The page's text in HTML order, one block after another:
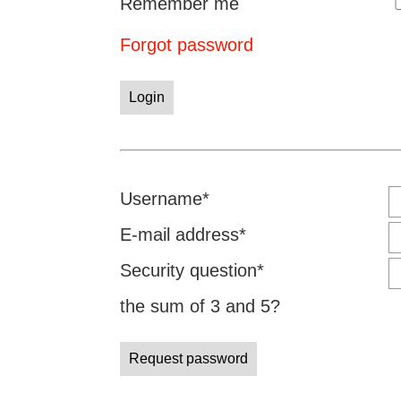
Forgot password
Login
Mandatory
field
Username*
Mandatory
field
E-mail address*
Mandatory
field
Security question*
the sum of 3 and 5?
Request password